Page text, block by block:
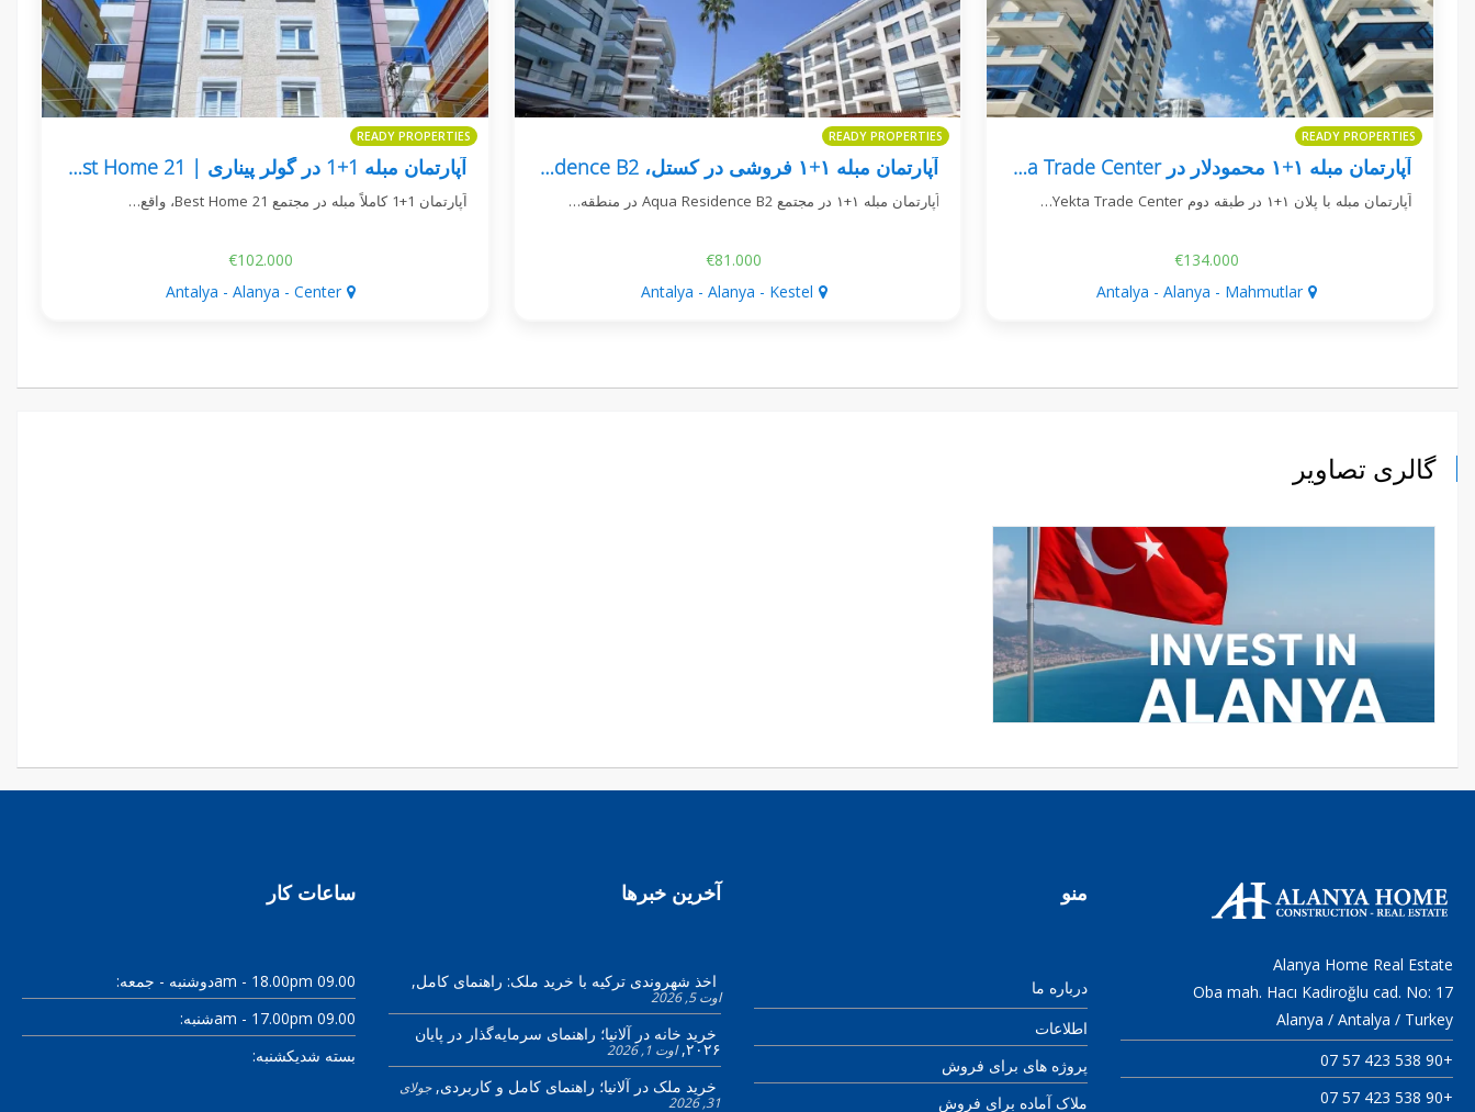
READY PROPERTIES
آپارتمان مبله ۱+۱ محمودلار در Yekta Trade Center
آپارتمان مبله با پلان ۱+۱ در طبقه دوم Yekta Trade Center…
€134.000
Antalya - Alanya - Mahmutlar
READY PROPERTIES
آپارتمان مبله ۱+۱ فروشی در کستل، Aqua Residence B2
آپارتمان مبله ۱+۱ در مجتمع Aqua Residence B2 در منطقه…
€81.000
Antalya - Alanya - Kestel
READY PROPERTIES
آپارتمان مبله 1+1 در گولر پیناری | Best Home 21
آپارتمان 1+1 کاملاً مبله در مجتمع Best Home 21، واقع…
€102.000
Antalya - Alanya - Center
گالری تصاویر
Alanya Home Real Estate
Oba mah. Hacı Kadiroğlu cad. No: 17
Alanya / Antalya / Turkey
+90 538 423 57 07
+90 538 423 57 07
منو
درباره ما
اطلاعات
پروژه های برای فروش
ملاک آماده برای فروش
آخرین خبرها
اخذ شهروندی ترکیه با خرید ملک: راهنمای کامل
اوت 5, 2026
خرید خانه در آلانیا؛ راهنمای سرمایه‌گذار در پایان
۲۰۲۶ اوت 1, 2026
خرید ملک در آلانیا؛ راهنمای کامل و کاربردی جولای
31, 2026
ساعات کار
دوشنبه - جمعه:
09.00 am - 18.00pm
شنبه:
09.00 am - 17.00pm
یکشنبه:بسته شد